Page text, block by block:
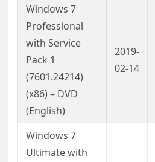
Windows 7
Professional
with Service
Pack 1
(7601.24214)
(x86) – DVD
(English)
2019-
02-14
Windows 7
Ultimate with